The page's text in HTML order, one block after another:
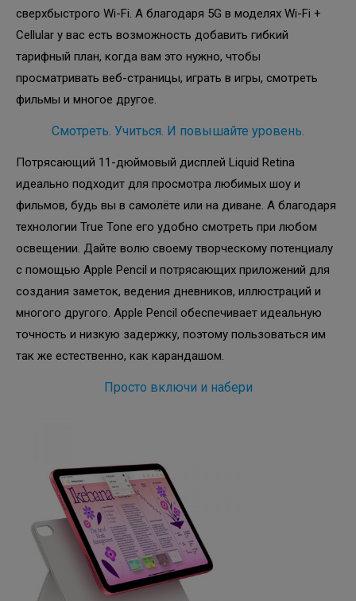
сверхбыстрого Wi-Fi. А благодаря 5G в моделях Wi-Fi +
Cellular у вас есть возможность добавить гибкий
тарифный план, когда вам это нужно, чтобы
просматривать веб-страницы, играть в игры, смотреть
фильмы и многое другое.
Смотреть. Учиться. И повышайте уровень.
Потрясающий 11-дюймовый дисплей Liquid Retina
идеально подходит для просмотра любимых шоу и
фильмов, будь вы в самолёте или на диване. А благодаря
технологии True Tone его удобно смотреть при любом
освещении. Дайте волю своему творческому потенциалу
с помощью Apple Pencil и потрясающих приложений для
создания заметок, ведения дневников, иллюстраций и
многого другого. Apple Pencil обеспечивает идеальную
точность и низкую задержку, поэтому пользоваться им
так же естественно, как карандашом.
Просто включи и набери